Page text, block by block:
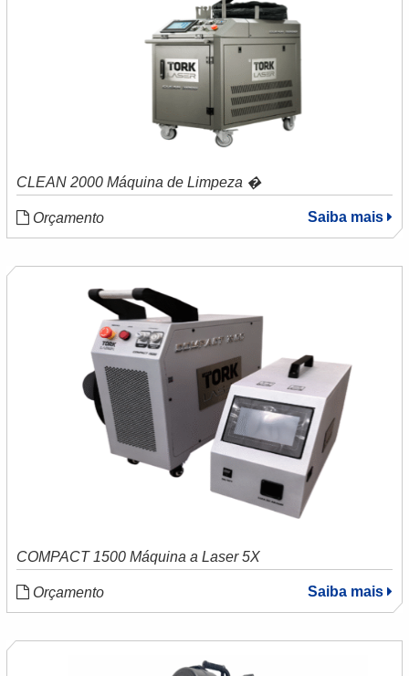
CLEAN 2000 Máquina de Limpeza �
Orçamento Saiba mais
COMPACT 1500 Máquina a Laser 5X
Orçamento Saiba mais